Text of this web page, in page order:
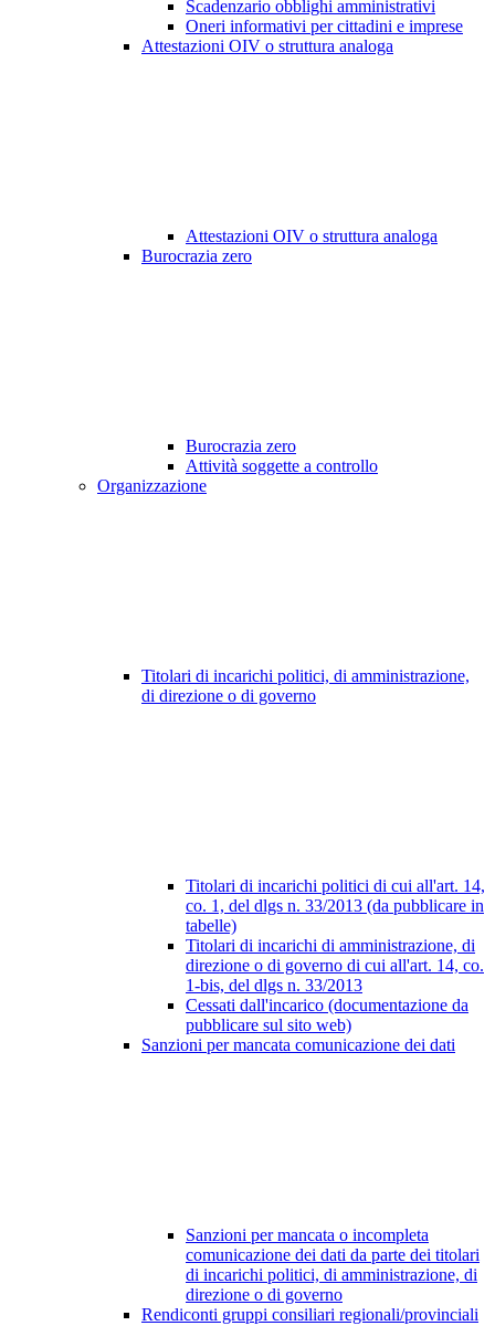
Scadenzario obblighi amministrativi
Oneri informativi per cittadini e imprese
Attestazioni OIV o struttura analoga
Attestazioni OIV o struttura analoga
Burocrazia zero
Burocrazia zero
Attività soggette a controllo
Organizzazione
Titolari di incarichi politici, di amministrazione,
di direzione o di governo
Titolari di incarichi politici di cui all'art. 14,
co. 1, del dlgs n. 33/2013 (da pubblicare in
tabelle)
Titolari di incarichi di amministrazione, di
direzione o di governo di cui all'art. 14, co.
1-bis, del dlgs n. 33/2013
Cessati dall'incarico (documentazione da
pubblicare sul sito web)
Sanzioni per mancata comunicazione dei dati
Sanzioni per mancata o incompleta
comunicazione dei dati da parte dei titolari
di incarichi politici, di amministrazione, di
direzione o di governo
Rendiconti gruppi consiliari regionali/provinciali